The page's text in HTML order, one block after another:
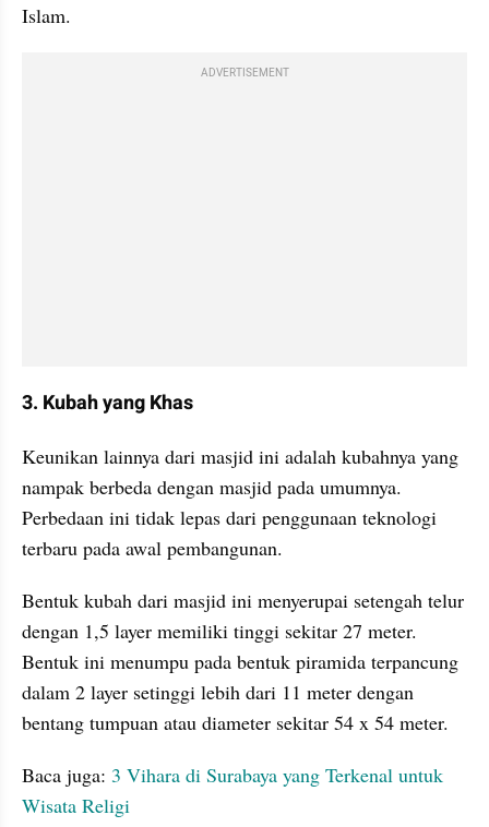
Islam.
ADVERTISEMENT
3. Kubah yang Khas
Keunikan lainnya dari masjid ini adalah kubahnya yang
nampak berbeda dengan masjid pada umumnya.
Perbedaan ini tidak lepas dari penggunaan teknologi
terbaru pada awal pembangunan.
Bentuk kubah dari masjid ini menyerupai setengah telur
dengan 1,5 layer memiliki tinggi sekitar 27 meter.
Bentuk ini menumpu pada bentuk piramida terpancung
dalam 2 layer setinggi lebih dari 11 meter dengan
bentang tumpuan atau diameter sekitar 54 x 54 meter.
Baca juga: 3 Vihara di Surabaya yang Terkenal untuk
Wisata Religi